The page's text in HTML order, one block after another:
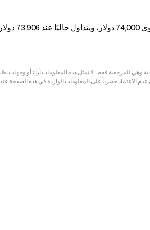
الاعتماد حصرياً على المعلومات الواردة في هذه الصفحة